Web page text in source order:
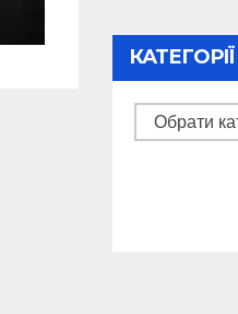
КАТЕГОРІЇ
Категорії